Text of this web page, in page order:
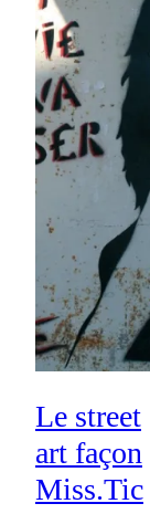
Le street
art façon
Miss.Tic